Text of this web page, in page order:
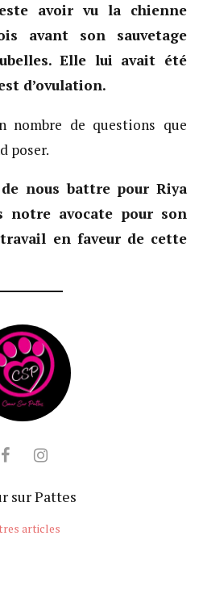
avoir vu la chienne
avant son sauvetage
Elle lui avait été
d’ovulation.
nombre de questions que
poser.
nous battre pour Riya
notre avocate pour son
en faveur de cette
sur Pattes
articles